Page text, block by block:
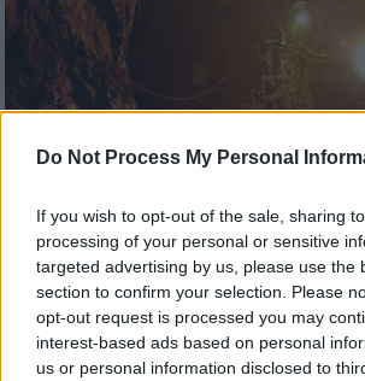
Do Not Process My Personal
If you wish to opt-out of the sale, sharing
processing of your personal or sensitive
targeted advertising by us, please use the
section to confirm your selection. Please
opt-out request is processed you may
interest-based ads based on personal
us or personal information disclosed to
Προσθέστε το ΕΘΝΟΣ